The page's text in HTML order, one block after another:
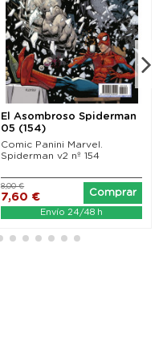
El Asombroso Spiderman
05 (154)
Comic Panini Marvel.
Spiderman v2 nº 154
7,60 €
8,00 €
Comprar
Envío 24/48 h